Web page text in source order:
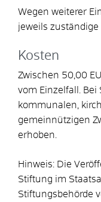
Wegen weiterer
jeweils zuständige
Kosten
Zwischen 50,00
vom Einzelfall.
kommunalen,
gemeinnützigen
erhoben.
Hinweis: Die
Stiftung im
Stiftungsbehörde